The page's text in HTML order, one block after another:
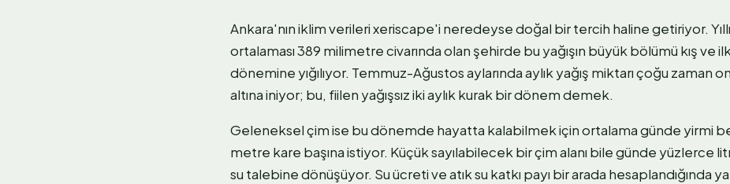
Ankara'nın iklim verileri xeriscape'i neredeyse doğal bir tercih haline getiriyor.
ortalaması 389 milimetre civarında olan şehirde bu yağışın büyük bölümü kış ve
dönemine yığılıyor. Temmuz-Ağustos aylarında aylık yağış miktarı çoğu zaman
altına iniyor; bu, fiilen yağışsız iki aylık kurak bir dönem demek.
Geleneksel çim ise bu dönemde hayatta kalabilmek için ortalama günde yirmi
metre kare başına istiyor. Küçük sayılabilecek bir çim alanı bile günde yüzlerce
su talebine dönüşüyor. Su ücreti ve atık su katkı payı bir arada hesaplandığında